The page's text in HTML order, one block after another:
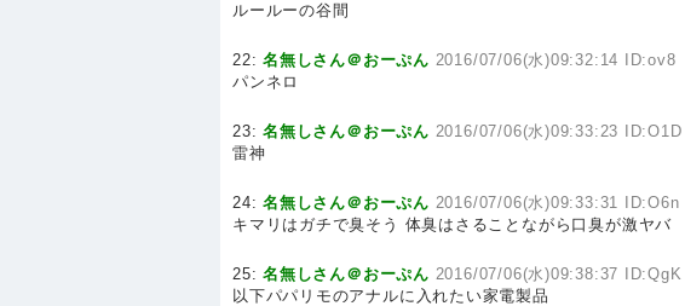
ルールーの谷間
22:名無しさん＠おーぷん 2016/07/06(水)09:32:14 ID:ov8
パンネロ
23:名無しさん＠おーぷん 2016/07/06(水)09:33:23 ID:O1D
雷神
24:名無しさん＠おーぷん 2016/07/06(水)09:33:31 ID:O6n
キマリはガチで臭そう 体臭はさることながら口臭が激ヤバ
25:名無しさん＠おーぷん 2016/07/06(水)09:38:37 ID:QgK
以下パパリモのアナルに入れたい家電製品